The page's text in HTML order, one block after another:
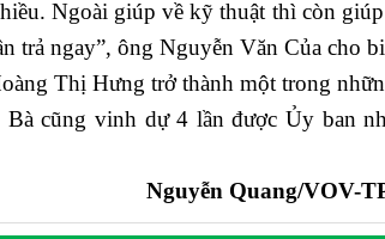
Ngoài giúp về kỹ thuật thì còn
trả ngay”, ông Nguyễn Văn Của cho
Thị Hưng trở thành một trong
cũng vinh dự 4 lần được Ủy ban
Nguyễn Quang/VOV-